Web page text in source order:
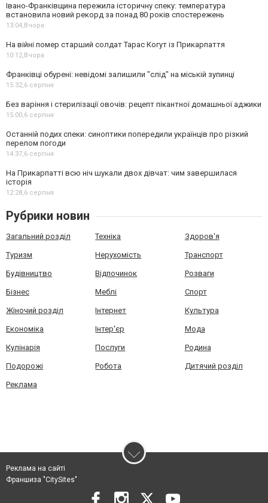
Івано-Франківщина пережила історичну спеку: температура
встановила новий рекорд за понад 80 років спостережень
13:04,Вчора
На війні помер старший солдат Тарас Когут із Прикарпаття
10:12,Вчора
Франківці обурені: невідомі залишили "слід" на міській зупинці
15:32,6 серпня
Без варіння і стерилізації овочів: рецепт пікантної домашньої аджики
15:00,6 серпня
Останній подих спеки: синоптики попередили українців про різкий
перелом погоди
14:37,6 серпня
На Прикарпатті всю ніч шукали двох дівчат: чим завершилася
історія
12:28,6 серпня
Рубрики новин
Загальний розділ Техніка Здоров'я
Туризм Нерухомість Транспорт
Будівництво Відпочинок Розваги
Бізнес Меблі Спорт
Жіночий розділ Інтернет Культура
Економіка Інтер'єр Мода
Кулінарія Послуги Родина
Подорожі Робота Дитячий розділ
Реклама
Реклама на сайті
Франшиза "CitySites"